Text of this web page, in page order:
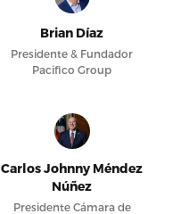
Brian Díaz
Presidente & Fundador
Pacifico Group
Carlos Johnny Méndez
Núñez
Presidente Cámara de